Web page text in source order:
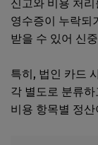
신고와 비용 처
영수증이 누락되
받을 수 있어 신
특히, 법인 카드
각 별도로 분류
비용 항목별 정